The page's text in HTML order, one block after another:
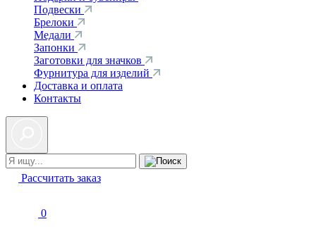
Подвески
Брелоки
Медали
Запонки
Заготовки для значков
Фурнитура для изделий
Доставка и оплата
Контакты
Рассчитать заказ
0